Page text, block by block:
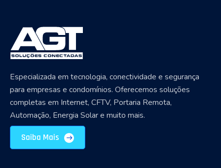
Especializada em tecnologia, conectividade e segurança
para empresas e condomínios. Oferecemos soluções
completas em Internet, CFTV, Portaria Remota,
Automação, Energia Solar e muito mais.
Saiba Mais